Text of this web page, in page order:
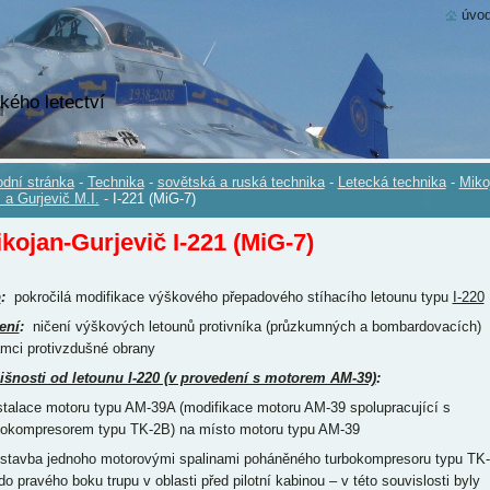
letectví
stránka - Technika - sovětská a ruská technika - Letecká technika -
a Gurjevič M.I. - I-221 (MiG-7)
Gurjevič I-221 (MiG-7)
:pokročilá modifikace výškového přepadového stíhacího letounu typu I-220
:ničení výškových letounů protivníka (průzkumných a bombardovacích)
protivzdušné obrany
od letounu I-220 (v provedení s motorem AM-39):
motoru typu AM-39A (modifikace motoru AM-39 spolupracující s
typu TK-2B) na místo motoru typu AM-39
jednoho motorovými spalinami poháněného turbokompresoru typu TK-
pravého boku trupu v oblasti před pilotní kabinou – v této souvislosti byly